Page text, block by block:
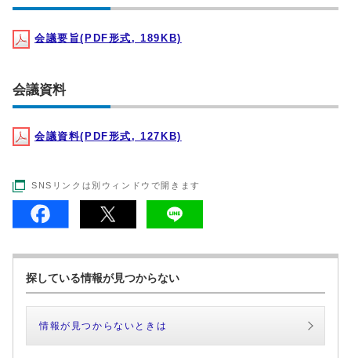
会議要旨(PDF形式, 189KB)
会議資料
会議資料(PDF形式, 127KB)
SNSリンクは別ウィンドウで開きます
探している情報が見つからない
情報が見つからないときは